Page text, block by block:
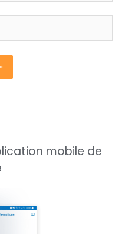
mobile de